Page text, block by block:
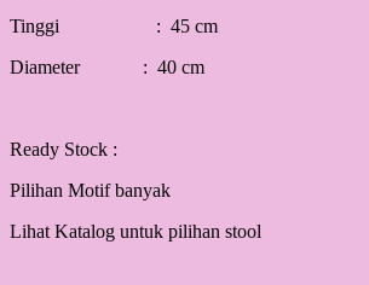
Tinggi : 45 cm
Diameter : 40 cm
Ready Stock :
Pilihan Motif banyak
Lihat Katalog untuk pilihan stool